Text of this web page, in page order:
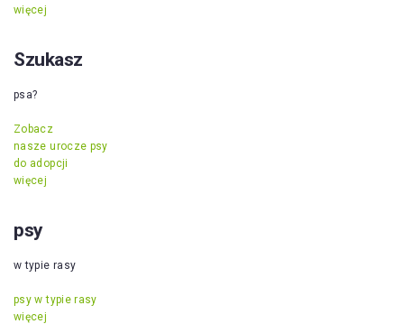
więcej
Szukasz
psa?
Zobacz
nasze urocze psy
do adopcji
więcej
psy
w typie rasy
psy w typie rasy
więcej